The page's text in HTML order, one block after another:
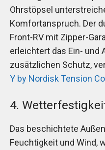
Ohrstöpsel
Komfortanspruch. Der
Front-RV mit Zipper-
erleichtert das Ein- und
zusätzlichen Schutz,
Y by Nordisk Tension
4.
Das beschichtete
Feuchtigkeit und Wind,